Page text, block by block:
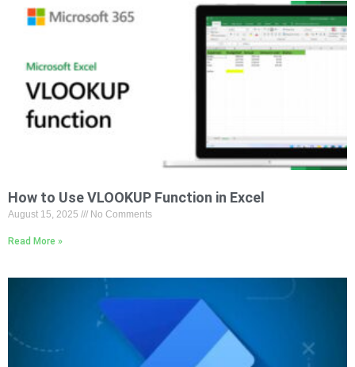
How to Use VLOOKUP Function in Excel
August 15, 2025 No Comments
Read More »